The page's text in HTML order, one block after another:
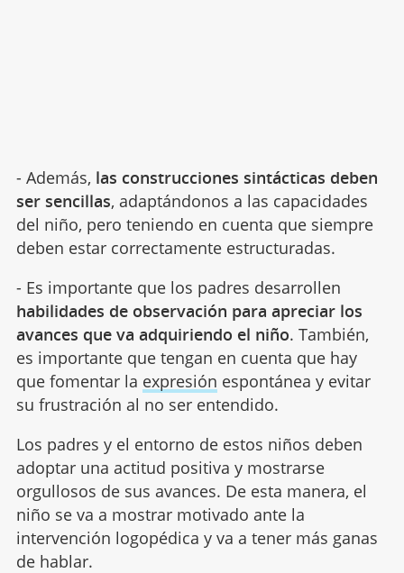
- Además, las construcciones sintácticas deben
ser sencillas, adaptándonos a las capacidades
del niño, pero teniendo en cuenta que siempre
deben estar correctamente estructuradas.
- Es importante que los padres desarrollen
habilidades de observación para apreciar los
avances que va adquiriendo el niño. También,
es importante que tengan en cuenta que hay
que fomentar la expresión espontánea y evitar
su frustración al no ser entendido.
Los padres y el entorno de estos niños deben
adoptar una actitud positiva y mostrarse
orgullosos de sus avances. De esta manera, el
niño se va a mostrar motivado ante la
intervención logopédica y va a tener más ganas
de hablar.